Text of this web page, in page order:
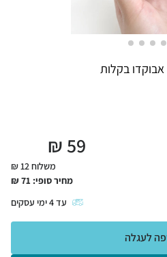
אבוקדו בקלות
59
₪
משלוח 12 ₪
מחיר סופי: 71
₪
עד4ימי עסקים
לעגלה